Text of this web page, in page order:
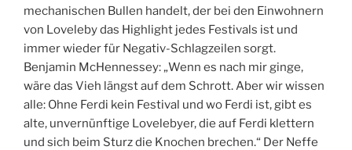
mechanischen Bullen handelt, der bei den Einwohnern
von Loveleby das Highlight jedes Festivals ist und
immer wieder für Negativ-Schlagzeilen sorgt.
Benjamin McHennessey: „Wenn es nach mir ginge,
wäre das Vieh längst auf dem Schrott. Aber wir wissen
alle: Ohne Ferdi kein Festival und wo Ferdi ist, gibt es
alte, unvernünftige Lovelebyer, die auf Ferdi klettern
und sich beim Sturz die Knochen brechen.“ Der Neffe